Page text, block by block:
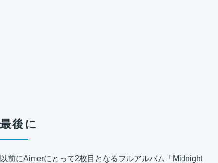
最後に
以前にAimerにとって2枚目となるフルアルバム「Midnight